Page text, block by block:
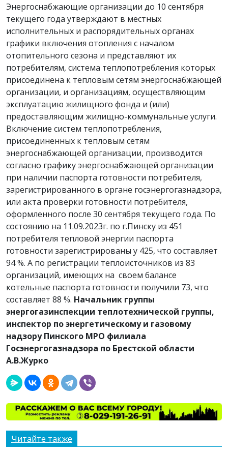
Энергоснабжающие организации до 10 сентября
текущего года утверждают в местных
исполнительных и распорядительных органах
графики включения отопления с началом
отопительного сезона и представляют их
потребителям, система теплопотребления которых
присоединена к тепловым сетям энергоснабжающей
организации, и организациям, осуществляющим
эксплуатацию жилищного фонда и (или)
предоставляющим жилищно-коммунальные услуги.
Включение систем теплопотребления,
присоединенных к тепловым сетям
энергоснабжающей организации, производится
согласно графику энергоснабжающей организации
при наличии паспорта готовности потребителя,
зарегистрированного в органе госэнергогазнадзора,
или акта проверки готовности потребителя,
оформленного после 30 сентября текущего года. По
состоянию на 11.09.2023г. по г.Пинску из 451
потребителя тепловой энергии паспорта
готовности зарегистрированы у 425, что составляет
94 %. А по регистрации теплоисточников из 83
организаций, имеющих на своем балансе
котельные паспорта готовности получили 73, что
составляет 88 %. Начальник группы
энергогазинспекции теплотехнической группы,
инспектор по энергетическому и газовому
надзору Пинского МРО филиала
Госэнергогазнадзора по Брестской области
А.В.Журко
Читайте также